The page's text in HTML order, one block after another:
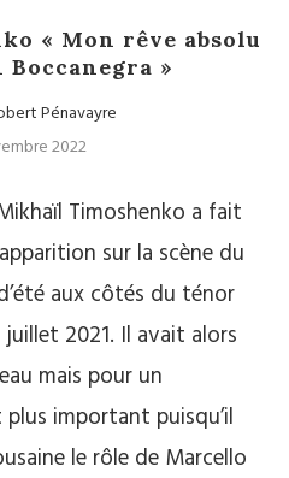
« Mon rêve absolu
Boccanegra »
Pénavayre
2022
Timoshenko a fait
sur la scène du
aux côtés du ténor
juillet 2021. Il avait alors
mais pour un
important puisqu’il
le rôle de Marcello